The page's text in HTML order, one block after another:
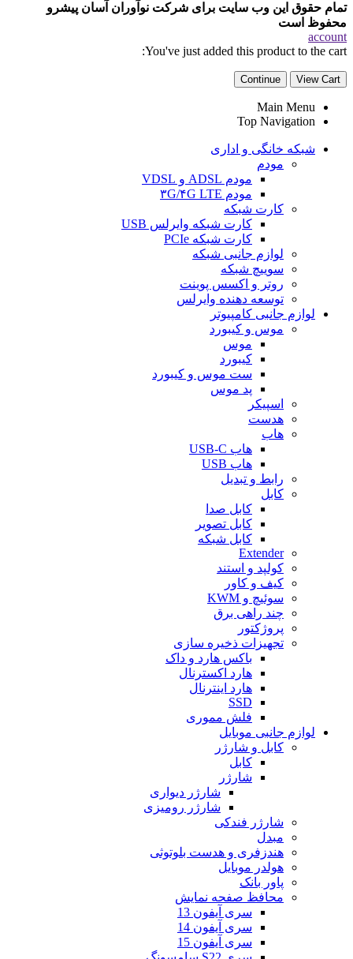
تمام حقوق این وب سایت برای شرکت نوآوران آسان پیشرو
محفوظ است
account
You've just added this product to the cart:
View Cart
Continue
Main Menu
Top Navigation
شبکه خانگی و اداری
مودم
مودم ADSL و VDSL
مودم ۳G/۴G LTE
کارت شبکه
کارت شبکه وایرلس USB
کارت شبکه PCIe
لوازم جانبی شبکه
سوییچ شبکه
روتر و اکسس پوینت
توسعه دهنده وایرلس
لوازم جانبی کامپیوتر
موس و کیبورد
موس
کیبورد
ست موس و کیبورد
پد موس
اسپیکر
هدست
هاب
هاب USB-C
هاب USB
رابط و تبدیل
کابل
کابل صدا
کابل تصویر
کابل شبکه
Extender
کولپد و استند
کیف و کاور
سوئیچ و KWM
چند راهی برق
پروژکتور
تجهیزات ذخیره سازی
باکس هارد و داک
هارد اکسترنال
هارد اینترنال
SSD
فلش مموری
لوازم جانبی موبایل
کابل و شارژر
کابل
شارژر
شارژر دیواری
شارژر رومیزی
شارژر فندکی
مبدل
هندزفری و هدست بلوتوثی
هولدر موبایل
پاور بانک
محافظ صفحه نمایش
سری آیفون 13
سری آیفون 14
سری آیفون 15